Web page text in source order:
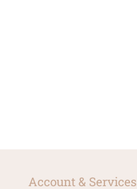
Account & Services